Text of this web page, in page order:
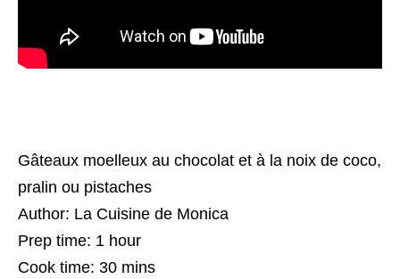
Gâteaux moelleux au chocolat et à la noix de coco,
pralin ou pistaches
Author: La Cuisine de Monica
Prep time: 1 hour
Cook time: 30 mins